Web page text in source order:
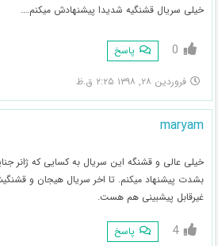
خیلی سریال قشنگیه شدیدا پیشنهادش میکنم….
0 پاسخ
فروردین ۲۸, ۱۳۹۸ ۲:۲۵ ق.ظ
maryam
خیلی عالی و قشنگه این سریال به کسایی که ژانر
بشدت پیشنهاد میکنم. تا اخر سریال هیجان و
غیرقابل پیشبینی هم هست.
4 پاسخ